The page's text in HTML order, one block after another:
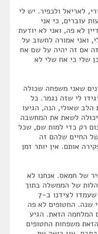
לאריאל ולכפיר. יש לי
עוברים, כי אני
כבר בשבוע 30 והם עדיין לא פה, ואני לא יודעת
ואני אמורה לחשוב על
אם זה יהיה על שם אח
שלי כי אח שלי לא
שאני משפחה שכולה
לי שזה נגמר. כל
שאולי, הנה, הגיעו
לשאת את המחשבה
רק כדי למות שם, שכל
החיים שלהם זה
אותם. אין יותר זמן
של חמאס. אנחנו לא
של הממשלה בתוך
הארץ ובחוץ מול כל מדינות העולם שעמדו לצידנו ב-7
שנה. החטופים לא פה
המלחמה הזאת. הגיע
משפחות החטופים